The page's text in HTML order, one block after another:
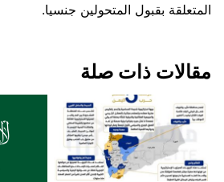
المتعلقة بقبول المتحولين جنسيا.
مقالات ذات صلة